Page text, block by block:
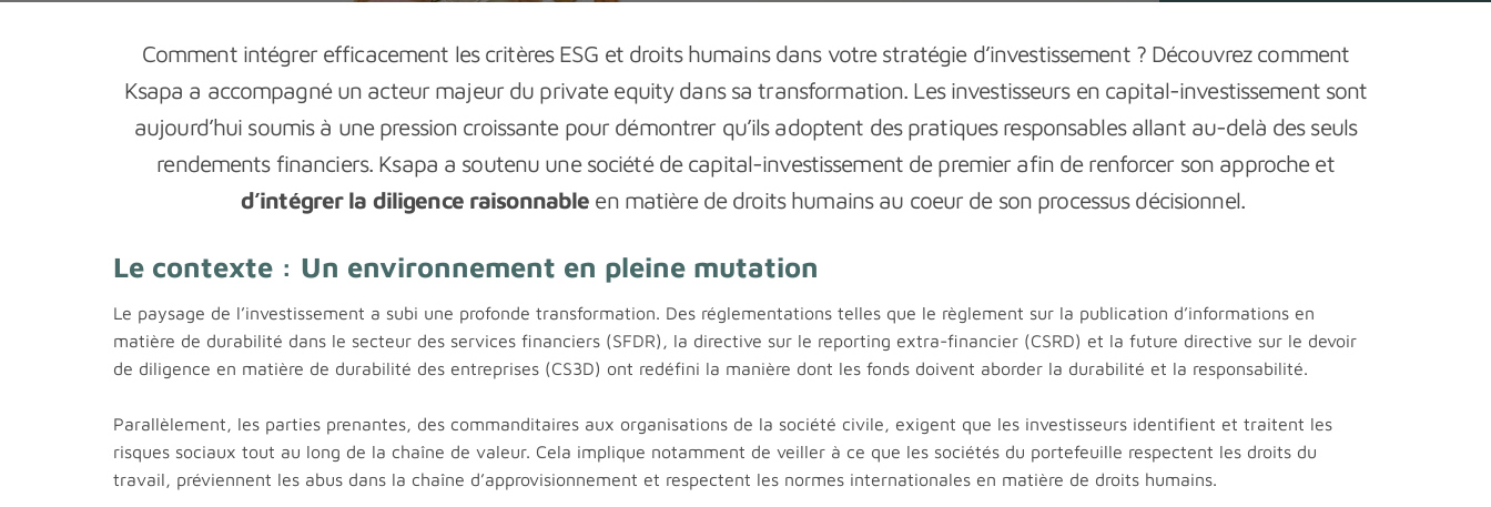
Comment intégrer efficacement les critères ESG et droits humains dans votre stratégie d’investissement ? Découvrez comment
Ksapa a accompagné un acteur majeur du private equity dans sa transformation. Les investisseurs en capital-investissement sont
aujourd’hui soumis à une pression croissante pour démontrer qu’ils adoptent des pratiques responsables allant au-delà des seuls
rendements financiers. Ksapa a soutenu une société de capital-investissement de premier afin de renforcer son approche et
d’intégrer la diligence raisonnable en matière de droits humains au coeur de son processus décisionnel.
Le contexte : Un environnement en pleine mutation
Le paysage de l’investissement a subi une profonde transformation. Des réglementations telles que le règlement sur la publication d’informations en
matière de durabilité dans le secteur des services financiers (SFDR), la directive sur le reporting extra-financier (CSRD) et la future directive sur le devoir
de diligence en matière de durabilité des entreprises (CS3D) ont redéfini la manière dont les fonds doivent aborder la durabilité et la responsabilité.
Parallèlement, les parties prenantes, des commanditaires aux organisations de la société civile, exigent que les investisseurs identifient et traitent les
risques sociaux tout au long de la chaîne de valeur. Cela implique notamment de veiller à ce que les sociétés du portefeuille respectent les droits du
travail, préviennent les abus dans la chaîne d’approvisionnement et respectent les normes internationales en matière de droits humains.